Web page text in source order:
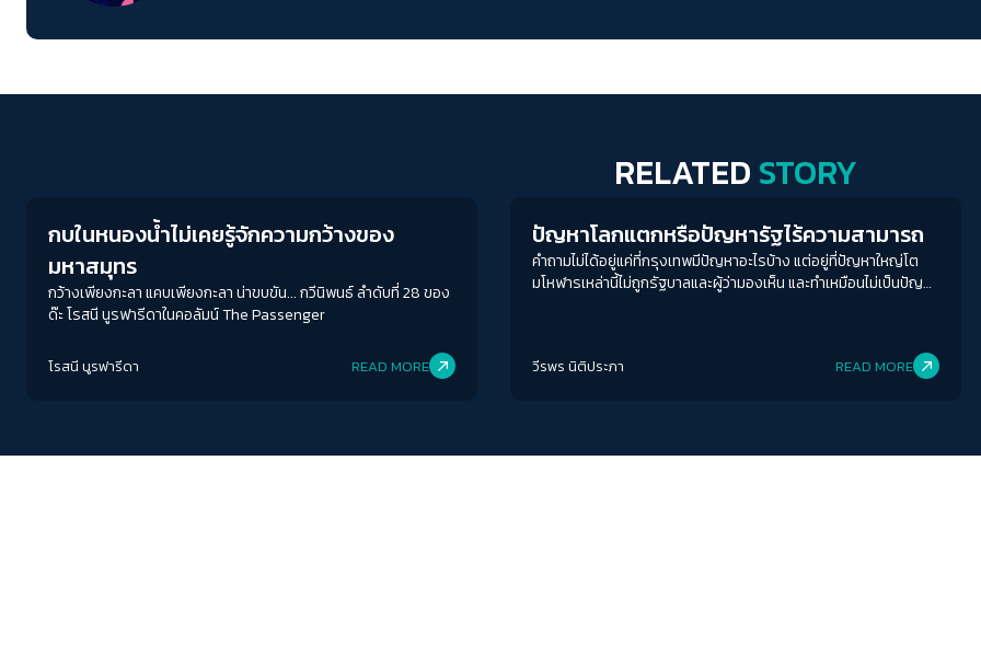
RELATED STORY
กบในหนองน้ำไม่เคยรู้จักความกว้างของ
มหาสมุทร
กว้างเพียงกะลา แคบเพียงกะลา น่าขบขัน... กวีนิพนธ์ ลำดับที่ 28 ของ
ด๊ะ โรสนี นูรฟารีดาในคอลัมน์ The Passenger
โรสนี นูรฟารีดา READ MORE
ปัญหาโลกแตกหรือปัญหารัฐไร้ความสามารถ
คำถามไม่ได้อยู่แค่ที่กรุงเทพมีปัญหาอะไรบ้าง แต่อยู่ที่ปัญหาใหญ่โต
มโหฬารเหล่านี้ไม่ถูกรัฐบาลและผู้ว่ามองเห็น และทำเหมือนไม่เป็นปัญหา
วีรพร นิติประภา READ MORE